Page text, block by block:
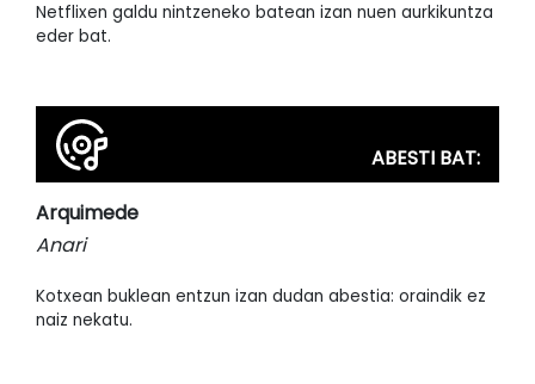
Netflixen galdu nintzeneko batean izan nuen aurkikuntza
eder bat.
ABESTI BAT:
Arquimede
Anari
Kotxean buklean entzun izan dudan abestia: oraindik ez
naiz nekatu.